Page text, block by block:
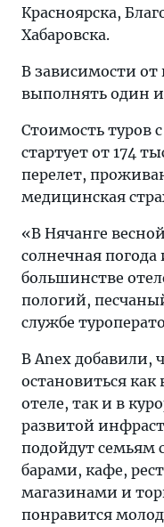
Красноярска,
Хабаровска.
В зависимости от
выполнять один
Стоимость туров
стартует от 174
перелет,
медицинская
«В Нячанге
солнечная
большинстве
пологий,
службе
В Anex добавили,
остановиться
отеле, так и в
развитой
подойдут семьям
барами, кафе,
магазинами и
понравится